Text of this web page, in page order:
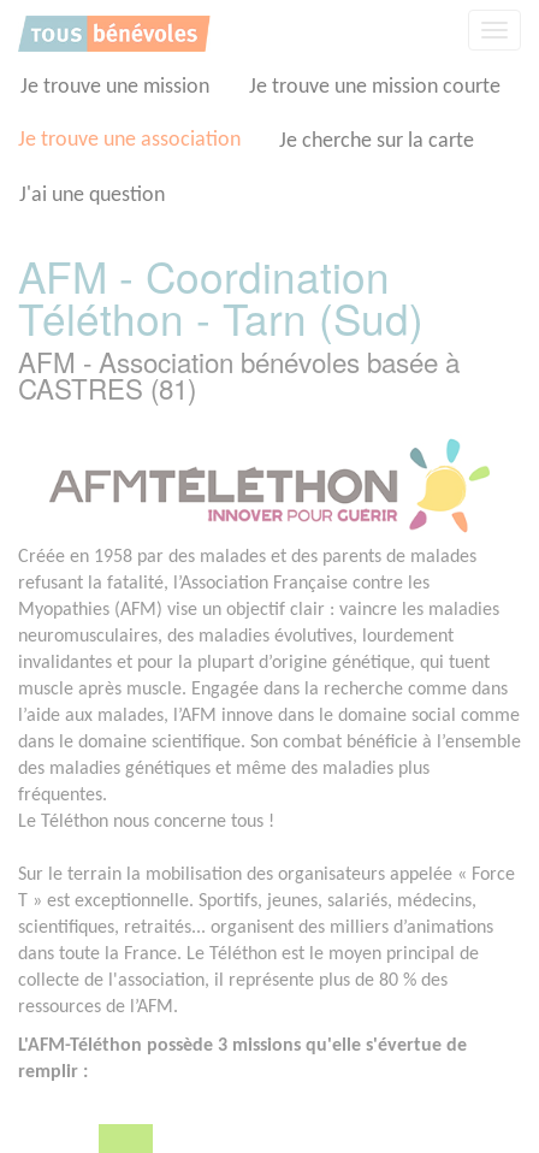
Je trouve une mission Je trouve une mission courte
Je trouve une association Je cherche sur la carte
J'ai une question
AFM - Coordination
Téléthon - Tarn (Sud)
AFM - Association bénévoles basée à
CASTRES (81)
Créée en 1958 par des malades et des parents de malades
refusant la fatalité, l’Association Française contre les
Myopathies (AFM) vise un objectif clair : vaincre les maladies
neuromusculaires, des maladies évolutives, lourdement
invalidantes et pour la plupart d’origine génétique, qui tuent
muscle après muscle. Engagée dans la recherche comme dans
l’aide aux malades, l’AFM innove dans le domaine social comme
dans le domaine scientifique. Son combat bénéficie à l’ensemble
des maladies génétiques et même des maladies plus
fréquentes.
Le Téléthon nous concerne tous !
Sur le terrain la mobilisation des organisateurs appelée « Force
T » est exceptionnelle. Sportifs, jeunes, salariés, médecins,
scientifiques, retraités... organisent des milliers d’animations
dans toute la France. Le Téléthon est le moyen principal de
collecte de l'association, il représente plus de 80 % des
ressources de l’AFM.
L'AFM-Téléthon possède 3 missions qu'elle s'évertue de
remplir :
Panneau de gestion des cookies